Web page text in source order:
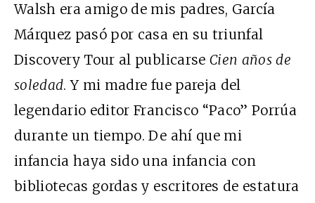
Walsh era amigo de mis padres, García
Márquez pasó por casa en su triunfal
Discovery Tour al publicarse Cien años de
soledad. Y mi madre fue pareja del
legendario editor Francisco “Paco” Porrúa
durante un tiempo. De ahí que mi
infancia haya sido una infancia con
bibliotecas gordas y escritores de estatura